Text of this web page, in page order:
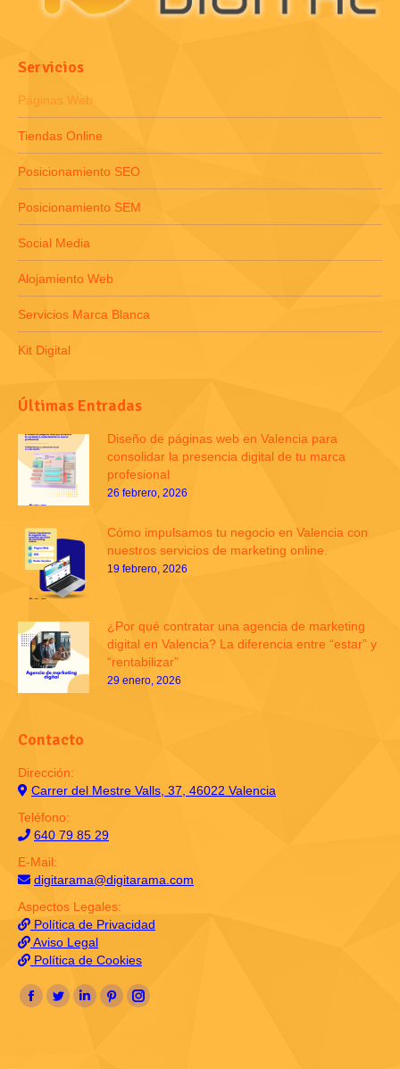
Servicios
Páginas Web
Tiendas Online
Posicionamiento SEO
Posicionamiento SEM
Social Media
Alojamiento Web
Servicios Marca Blanca
Kit Digital
Últimas Entradas
Diseño de páginas web en Valencia para
consolidar la presencia digital de tu marca
profesional
26 febrero, 2026
Cómo impulsamos tu negocio en Valencia con
nuestros servicios de marketing online.
19 febrero, 2026
¿Por qué contratar una agencia de marketing
digital en Valencia? La diferencia entre “estar” y
“rentabilizar”
29 enero, 2026
Contacto
Dirección:
Carrer del Mestre Valls, 37, 46022 Valencia
Teléfono:
640 79 85 29
E-Mail:
digitarama@digitarama.com
Aspectos Legales:
Política de Privacidad
Aviso Legal
Política de Cookies
Encuéntranos en:
Facebook
TwitterLinkedinPinterestInstagram